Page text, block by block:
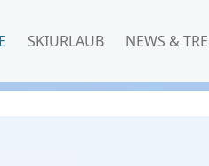
SKIURLAUB NEWS &